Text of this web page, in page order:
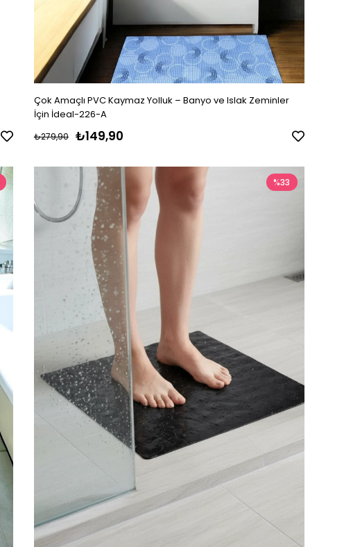
Çok Amaçlı PVC Kaymaz Yolluk – Banyo ve Islak Zeminler
İçin İdeal-226-A
₺149,90
₺279,90
%33